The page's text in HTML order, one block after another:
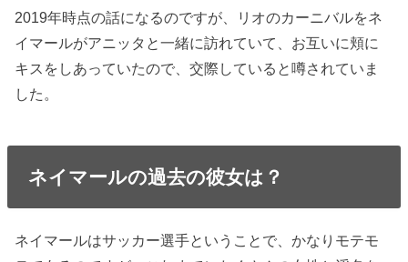
2019年時点の話になるのですが、リオのカーニバルをネ
イマールがアニッタと一緒に訪れていて、お互いに頬に
キスをしあっていたので、交際していると噂されていま
した。
ネイマールの過去の彼女は？
ネイマールはサッカー選手ということで、かなりモテモ